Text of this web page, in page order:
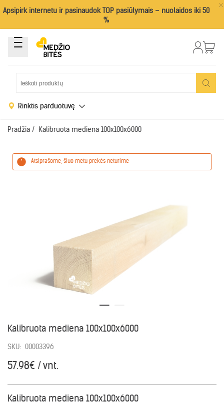
×
Apsipirk internetu ir pasinaudok TOP pasiūlymais – nuolaidos iki 50
%
Rinktis parduotuvę
Pradžia / Kalibruota mediena 100x100x6000
Atsiprašome, šiuo metu prekės neturime
Kalibruota mediena 100x100x6000
SKU: 00003396
57.98€ / vnt.
Kalibruota mediena 100x100x6000